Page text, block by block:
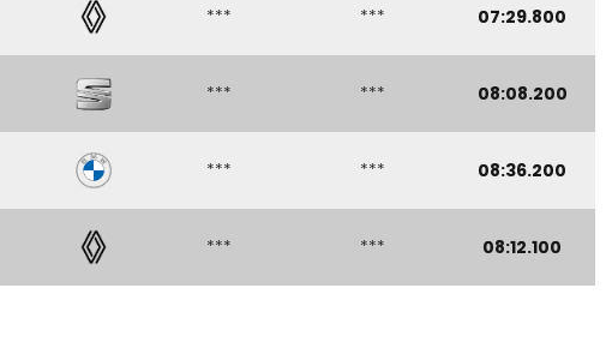
*** *** 07:29.800
*** *** 08:08.200
*** *** 08:36.200
*** *** 08:12.100